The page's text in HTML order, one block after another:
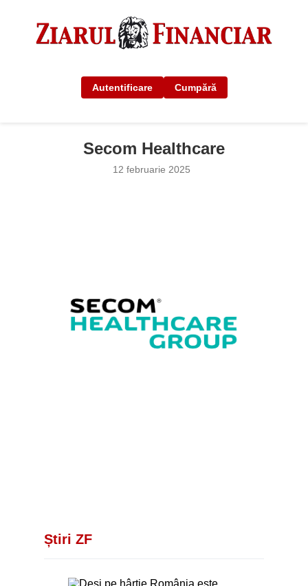
Autentificare Cumpără
Secom Healthcare
12 februarie 2025
Știri ZF